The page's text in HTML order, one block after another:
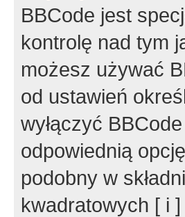
BBCode jest
kontrolę nad tym
możesz używać
od ustawień
wyłączyć
odpowiednią
podobny w
kwadratowych [ i